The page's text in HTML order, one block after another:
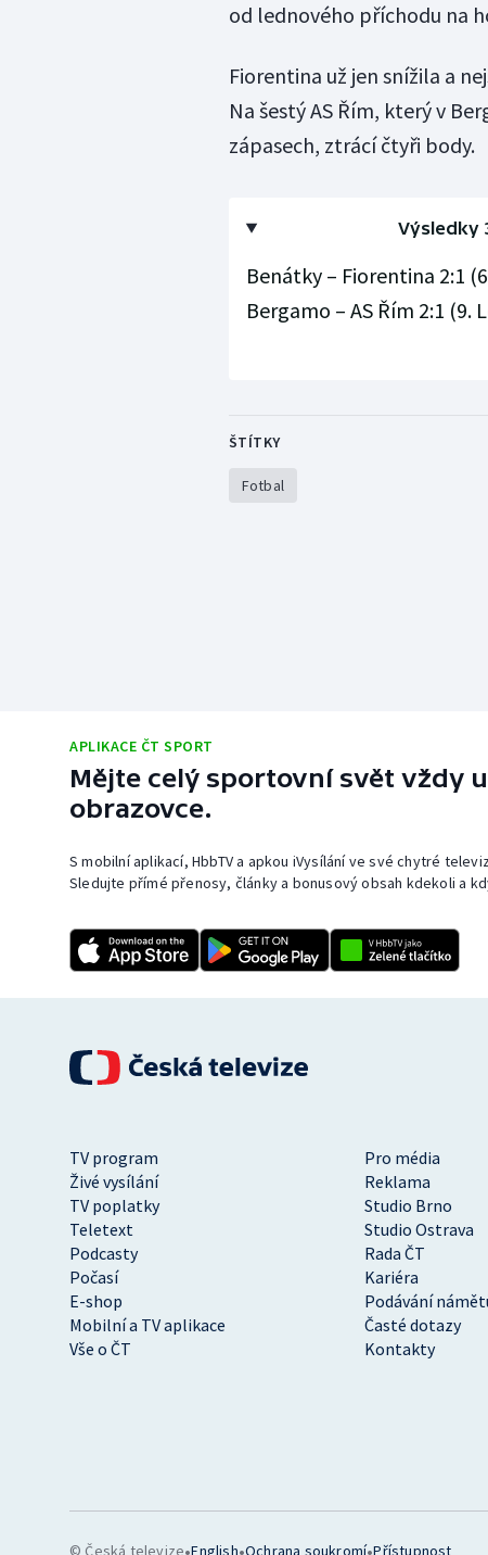
od lednového příchodu na
Fiorentina už jen snížila a
Na šestý AS Řím, který v
zápasech, ztrácí čtyři body.
Výsledky
Benátky – Fiorentina 2:1
Bergamo – AS Řím 2:1 (9.
ŠTÍTKY
Fotbal
APLIKACE ČT SPORT
Mějte celý sportovní svět vždy
obrazovce.
S mobilní aplikací, HbbTV a apkou iVysílání ve své chytré
Sledujte přímé přenosy, články a bonusový obsah kdekoli a
TV program
Pro média
Živé vysílání
Reklama
TV poplatky
Studio Brno
Teletext
Studio Ostrava
Podcasty
Rada ČT
Počasí
Kariéra
E-shop
Podávání
Mobilní a TV aplikace
Časté dotazy
Vše o ČT
Kontakty
© Česká televize English Ochrana soukromí Přístupnost